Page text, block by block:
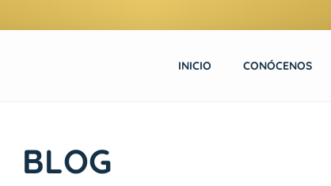
INICIO CONÓCENOS
BLOG